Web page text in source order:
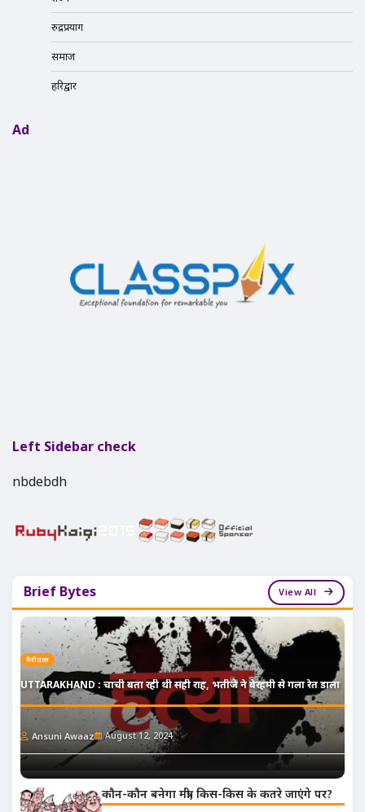
रुद्रप्रयाग
समाज
हरिद्वार
Ad
Left Sidebar check
nbdebdh
Brief Bytes View All
नैनीताल
UTTARAKHAND : चाची बता रही थी सही राह, भतीजे ने बेरहमी से गला रेत डाला
Ansuni Awaaz August 12, 2024
कौन-कौन बनेगा मंत्री, किस-किस के कतरे जाएंगे पर?